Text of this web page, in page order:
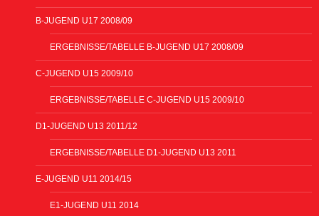
B-JUGEND U17 2008/09
ERGEBNISSE/TABELLE B-JUGEND U17 2008/09
C-JUGEND U15 2009/10
ERGEBNISSE/TABELLE C-JUGEND U15 2009/10
D1-JUGEND U13 2011/12
ERGEBNISSE/TABELLE D1-JUGEND U13 2011
E-JUGEND U11 2014/15
E1-JUGEND U11 2014